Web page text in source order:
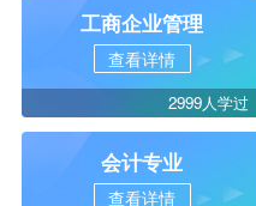
工商企业管理
查看详情
2999人学过
会计专业
查看详情